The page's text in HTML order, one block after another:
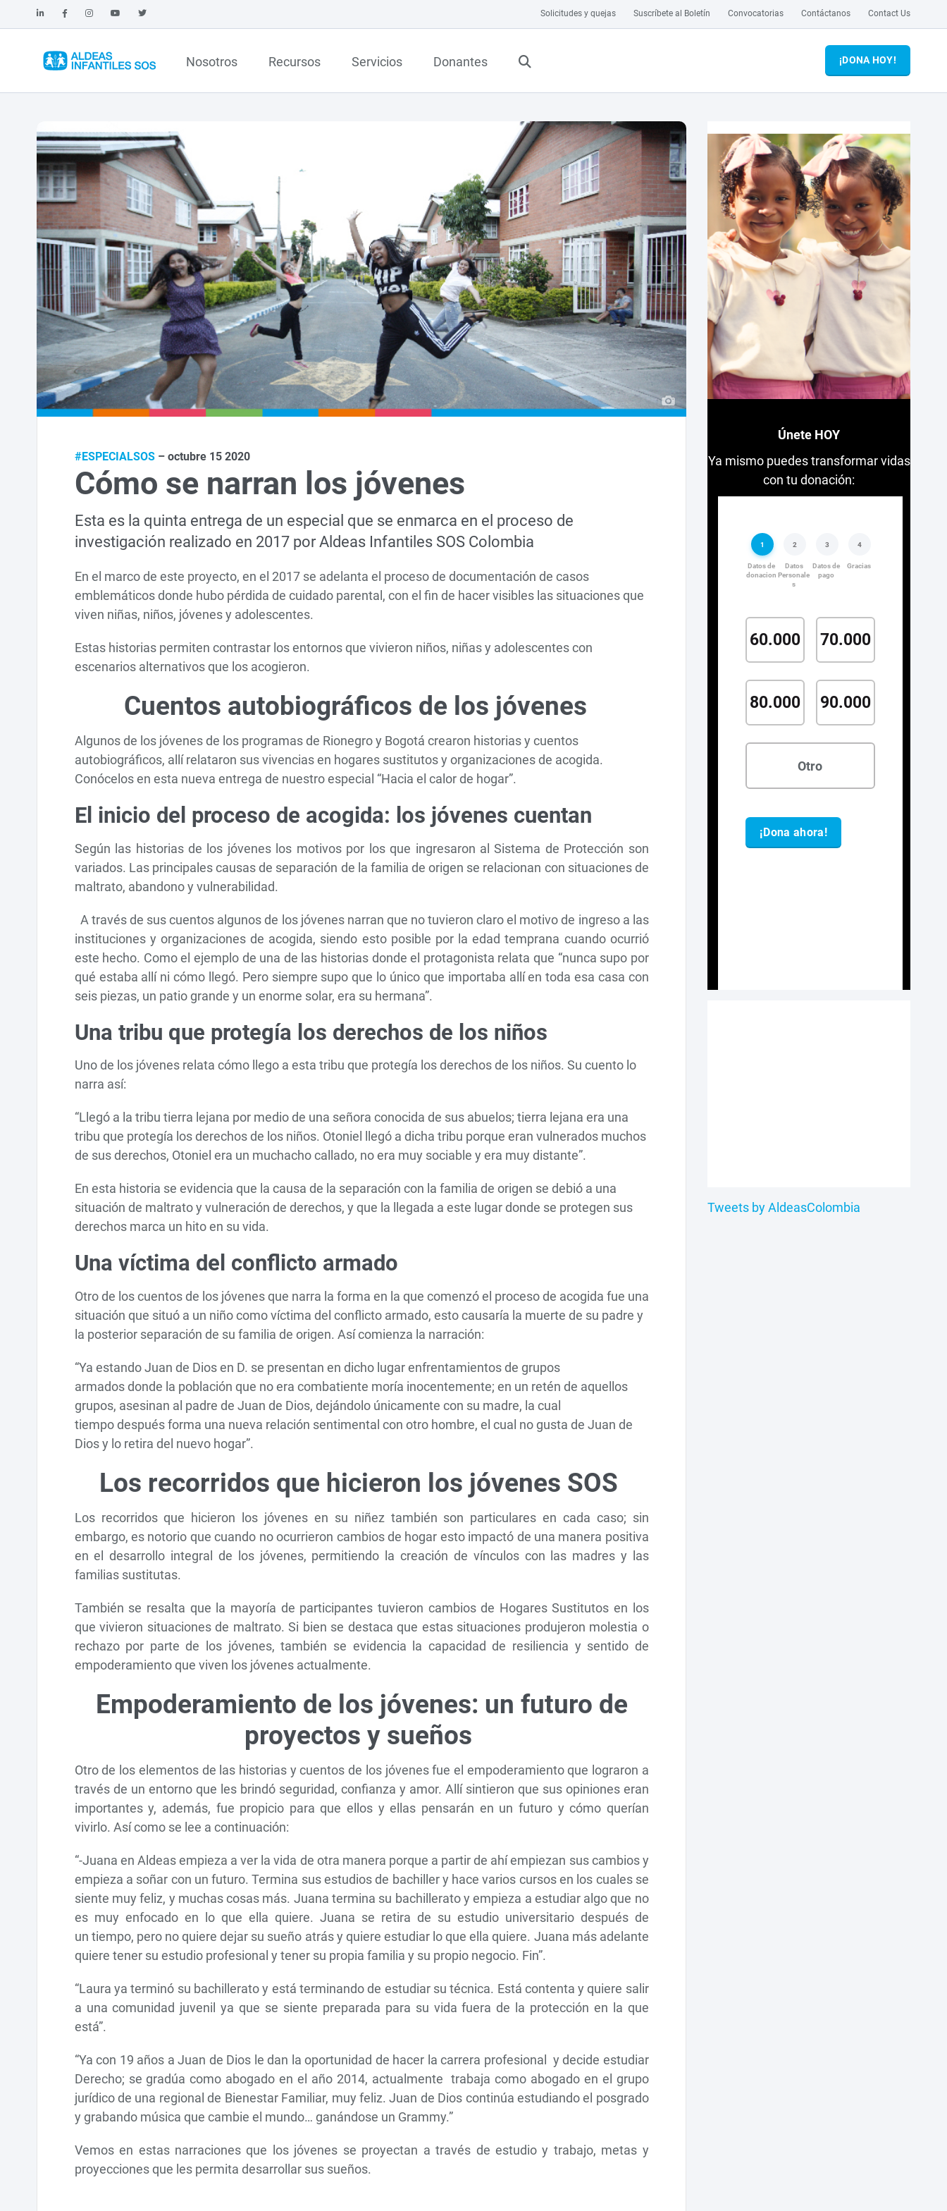
Solicitudes y quejas Suscríbete al Boletín Convocatorias Contáctanos Contact Us
Nosotros Recursos Servicios Donantes ¡DONA HOY!
#ESPECIALSOS – octubre 15 2020
Cómo se narran los jóvenes
Esta es la quinta entrega de un especial que se enmarca en el proceso de
investigación realizado en 2017 por Aldeas Infantiles SOS Colombia
En el marco de este proyecto, en el 2017 se adelanta el proceso de documentación de casos
emblemáticos donde hubo pérdida de cuidado parental, con el fin de hacer visibles las situaciones que
viven niñas, niños, jóvenes y adolescentes.
Estas historias permiten contrastar los entornos que vivieron niños, niñas y adolescentes con
escenarios alternativos que los acogieron.
Cuentos autobiográficos de los jóvenes
Algunos de los jóvenes de los programas de Rionegro y Bogotá crearon historias y cuentos
autobiográficos, allí relataron sus vivencias en hogares sustitutos y organizaciones de acogida.
Conócelos en esta nueva entrega de nuestro especial “Hacia el calor de hogar”.
El inicio del proceso de acogida: los jóvenes cuentan
Según las historias de los jóvenes los motivos por los que ingresaron al Sistema de Protección son
variados. Las principales causas de separación de la familia de origen se relacionan con situaciones de
maltrato, abandono y vulnerabilidad.
A través de sus cuentos algunos de los jóvenes narran que no tuvieron claro el motivo de ingreso a las
instituciones y organizaciones de acogida, siendo esto posible por la edad temprana cuando ocurrió
este hecho. Como el ejemplo de una de las historias donde el protagonista relata que “nunca supo por
qué estaba allí ni cómo llegó. Pero siempre supo que lo único que importaba allí en toda esa casa con
seis piezas, un patio grande y un enorme solar, era su hermana”.
Una tribu que protegía los derechos de los niños
Uno de los jóvenes relata cómo llego a esta tribu que protegía los derechos de los niños. Su cuento lo
narra así:
“Llegó a la tribu tierra lejana por medio de una señora conocida de sus abuelos; tierra lejana era una
tribu que protegía los derechos de los niños. Otoniel llegó a dicha tribu porque eran vulnerados muchos
de sus derechos, Otoniel era un muchacho callado, no era muy sociable y era muy distante”.
En esta historia se evidencia que la causa de la separación con la familia de origen se debió a una
situación de maltrato y vulneración de derechos, y que la llegada a este lugar donde se protegen sus
derechos marca un hito en su vida.
Una víctima del conflicto armado
Otro de los cuentos de los jóvenes que narra la forma en la que comenzó el proceso de acogida fue una
situación que situó a un niño como víctima del conflicto armado, esto causaría la muerte de su padre y
la posterior separación de su familia de origen. Así comienza la narración:
“Ya estando Juan de Dios en D. se presentan en dicho lugar enfrentamientos de grupos
armados donde la población que no era combatiente moría inocentemente; en un retén de aquellos
grupos, asesinan al padre de Juan de Dios, dejándolo únicamente con su madre, la cual
tiempo después forma una nueva relación sentimental con otro hombre, el cual no gusta de Juan de
Dios y lo retira del nuevo hogar”.
Los recorridos que hicieron los jóvenes SOS
Los recorridos que hicieron los jóvenes en su niñez también son particulares en cada caso; sin
embargo, es notorio que cuando no ocurrieron cambios de hogar esto impactó de una manera positiva
en el desarrollo integral de los jóvenes, permitiendo la creación de vínculos con las madres y las
familias sustitutas.
También se resalta que la mayoría de participantes tuvieron cambios de Hogares Sustitutos en los
que vivieron situaciones de maltrato. Si bien se destaca que estas situaciones produjeron molestia o
rechazo por parte de los jóvenes, también se evidencia la capacidad de resiliencia y sentido de
empoderamiento que viven los jóvenes actualmente.
Empoderamiento de los jóvenes: un futuro de
proyectos y sueños
Otro de los elementos de las historias y cuentos de los jóvenes fue el empoderamiento que lograron a
través de un entorno que les brindó seguridad, confianza y amor. Allí sintieron que sus opiniones eran
importantes y, además, fue propicio para que ellos y ellas pensarán en un futuro y cómo querían
vivirlo. Así como se lee a continuación:
“-Juana en Aldeas empieza a ver la vida de otra manera porque a partir de ahí empiezan sus cambios y
empieza a soñar con un futuro. Termina sus estudios de bachiller y hace varios cursos en los cuales se
siente muy feliz, y muchas cosas más. Juana termina su bachillerato y empieza a estudiar algo que no
es muy enfocado en lo que ella quiere. Juana se retira de su estudio universitario después de
un tiempo, pero no quiere dejar su sueño atrás y quiere estudiar lo que ella quiere. Juana más adelante
quiere tener su estudio profesional y tener su propia familia y su propio negocio. Fin”.
“Laura ya terminó su bachillerato y está terminando de estudiar su técnica. Está contenta y quiere salir
a una comunidad juvenil ya que se siente preparada para su vida fuera de la protección en la que
está”.
“Ya con 19 años a Juan de Dios le dan la oportunidad de hacer la carrera profesional y decide estudiar
Derecho; se gradúa como abogado en el año 2014, actualmente trabaja como abogado en el grupo
jurídico de una regional de Bienestar Familiar, muy feliz. Juan de Dios continúa estudiando el posgrado
y grabando música que cambie el mundo… ganándose un Grammy.”
Vemos en estas narraciones que los jóvenes se proyectan a través de estudio y trabajo, metas y
proyecciones que les permita desarrollar sus sueños.
Únete HOY
Ya mismo puedes transformar vidas
con tu donación:
Tweets by AldeasColombia